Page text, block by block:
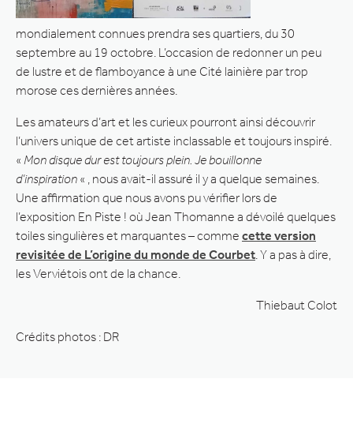
mondialement connues prendra ses quartiers, du 30
septembre au 19 octobre. L’occasion de redonner un peu
de lustre et de flamboyance à une Cité lainière par trop
morose ces dernières années.
Les amateurs d’art et les curieux pourront ainsi découvrir
l’univers unique de cet artiste inclassable et toujours inspiré.
« Mon disque dur est toujours plein. Je bouillonne
d’inspiration « , nous avait-il assuré il y a quelque semaines.
Une affirmation que nous avons pu vérifier lors de
l’exposition En Piste ! où Jean Thomanne a dévoilé quelques
toiles singulières et marquantes – comme cette version
revisitée de L’origine du monde de Courbet . Y a pas à dire,
les Verviétois ont de la chance.
Thiebaut Colot
Crédits photos : DR